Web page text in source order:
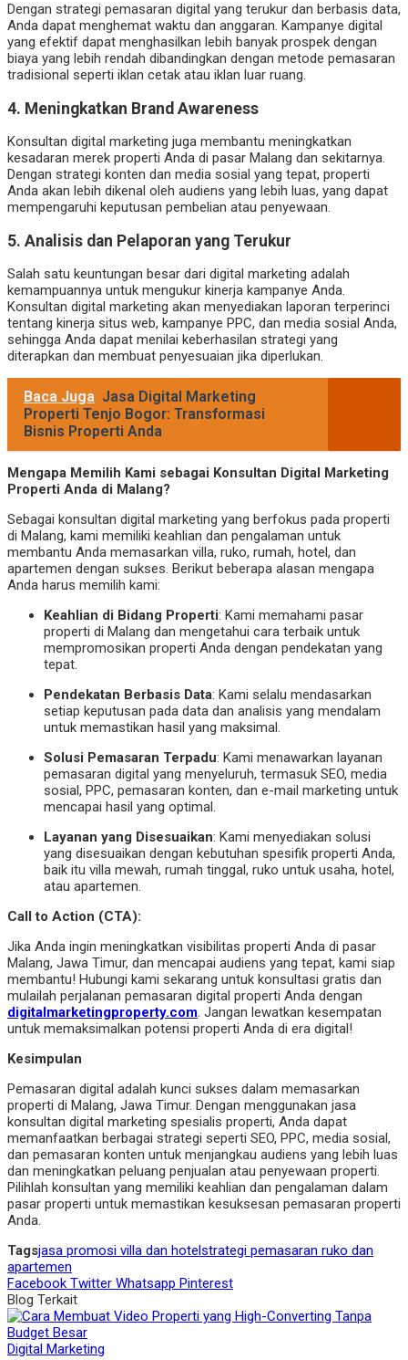
Dengan strategi pemasaran digital yang terukur dan berbasis data,
Anda dapat menghemat waktu dan anggaran. Kampanye digital
yang efektif dapat menghasilkan lebih banyak prospek dengan
biaya yang lebih rendah dibandingkan dengan metode pemasaran
tradisional seperti iklan cetak atau iklan luar ruang.
4. Meningkatkan Brand Awareness
Konsultan digital marketing juga membantu meningkatkan
kesadaran merek properti Anda di pasar Malang dan sekitarnya.
Dengan strategi konten dan media sosial yang tepat, properti
Anda akan lebih dikenal oleh audiens yang lebih luas, yang dapat
mempengaruhi keputusan pembelian atau penyewaan.
5. Analisis dan Pelaporan yang Terukur
Salah satu keuntungan besar dari digital marketing adalah
kemampuannya untuk mengukur kinerja kampanye Anda.
Konsultan digital marketing akan menyediakan laporan terperinci
tentang kinerja situs web, kampanye PPC, dan media sosial Anda,
sehingga Anda dapat menilai keberhasilan strategi yang
diterapkan dan membuat penyesuaian jika diperlukan.
Baca Juga Jasa Digital Marketing
Properti Tenjo Bogor: Transformasi
Bisnis Properti Anda
Mengapa Memilih Kami sebagai Konsultan Digital Marketing
Properti Anda di Malang?
Sebagai konsultan digital marketing yang berfokus pada properti
di Malang, kami memiliki keahlian dan pengalaman untuk
membantu Anda memasarkan villa, ruko, rumah, hotel, dan
apartemen dengan sukses. Berikut beberapa alasan mengapa
Anda harus memilih kami:
Keahlian di Bidang Properti: Kami memahami pasar
properti di Malang dan mengetahui cara terbaik untuk
mempromosikan properti Anda dengan pendekatan yang
tepat.
Pendekatan Berbasis Data: Kami selalu mendasarkan
setiap keputusan pada data dan analisis yang mendalam
untuk memastikan hasil yang maksimal.
Solusi Pemasaran Terpadu: Kami menawarkan layanan
pemasaran digital yang menyeluruh, termasuk SEO, media
sosial, PPC, pemasaran konten, dan e-mail marketing untuk
mencapai hasil yang optimal.
Layanan yang Disesuaikan: Kami menyediakan solusi
yang disesuaikan dengan kebutuhan spesifik properti Anda,
baik itu villa mewah, rumah tinggal, ruko untuk usaha, hotel,
atau apartemen.
Call to Action (CTA):
Jika Anda ingin meningkatkan visibilitas properti Anda di pasar
Malang, Jawa Timur, dan mencapai audiens yang tepat, kami siap
membantu! Hubungi kami sekarang untuk konsultasi gratis dan
mulailah perjalanan pemasaran digital properti Anda dengan
digitalmarketingproperty.com. Jangan lewatkan kesempatan
untuk memaksimalkan potensi properti Anda di era digital!
Kesimpulan
Pemasaran digital adalah kunci sukses dalam memasarkan
properti di Malang, Jawa Timur. Dengan menggunakan jasa
konsultan digital marketing spesialis properti, Anda dapat
memanfaatkan berbagai strategi seperti SEO, PPC, media sosial,
dan pemasaran konten untuk menjangkau audiens yang lebih luas
dan meningkatkan peluang penjualan atau penyewaan properti.
Pilihlah konsultan yang memiliki keahlian dan pengalaman dalam
pasar properti untuk memastikan kesuksesan pemasaran properti
Anda.
Tagsjasa promosi villa dan hotelstrategi pemasaran ruko dan
apartemen
Facebook Twitter Whatsapp Pinterest
Blog Terkait
Digital Marketing